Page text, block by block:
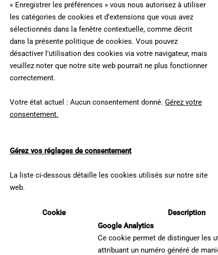
« Enregistrer les préférences » vous nous autorisez à utiliser
les catégories de cookies et d’extensions que vous avez
sélectionnés dans la fenêtre contextuelle, comme décrit
dans la présente politique de cookies. Vous pouvez
désactiver l’utilisation des cookies via votre navigateur, mais
veuillez noter que notre site web pourrait ne plus fonctionner
correctement.
Votre état actuel : Aucun consentement donné. Gérez votre
consentement.
Gérez vos réglages de consentement
La liste ci-dessous détaille les cookies utilisés sur notre site
web.
Cookie Description
Google Analytics
Ce cookie permet de distinguer les
attribuant un numéro généré de